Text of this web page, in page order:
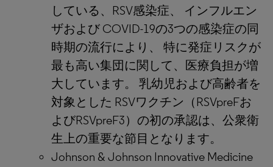
している、RSV感染症、 インフルエン
ザおよび COVID-19の3つの感染症の同
時期の流行により、 特に発症リスクが
最も高い集団に関して、医療負担が増
大しています。 乳幼児および高齢者を
対象とした RSVワクチン（RSVpreFお
よびRSVpreF3）の初の承認は、公衆衛
生上の重要な節目となります。
Johnson & Johnson Innovative Medicine